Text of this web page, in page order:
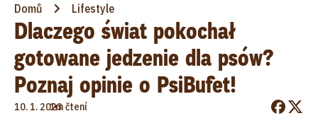
Domů Lifestyle
Dlaczego świat pokochał
gotowane jedzenie dla psów?
Poznaj opinie o PsiBufet!
10. 1. 2023
•
1m čtení